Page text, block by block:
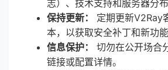
志）、技术支持和服务器分布
保持更新：
定期更新V2Ray
本，以获取安全补丁和新功能
信息保护：
切勿在公开场合
链接或配置详情。